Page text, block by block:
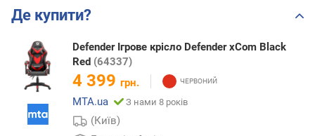
Де купити?
Defender Ігрове крісло Defender xCom Black
Red (64337)
4 399 грн.
MTA.ua
З нами 8 років
(Київ)